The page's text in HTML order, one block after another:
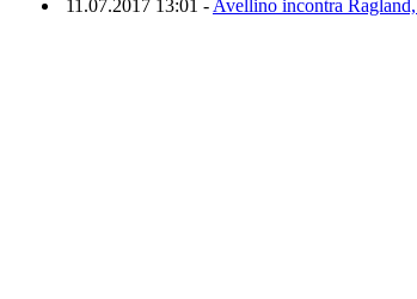
11.07.2017 13:01 - Avellino incontra